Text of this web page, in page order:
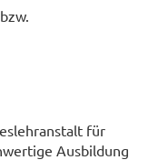
für
Ausbildung